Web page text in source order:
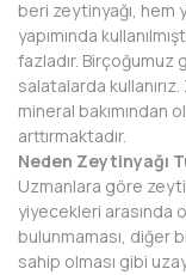
beri zeytinyağı, hem
yapımında
fazladır. Birçoğumuz
salatalarda
mineral bakımından
arttırmaktadır.
Neden Zeytinyağı
Uzmanlara göre
yiyecekleri arasında
bulunmaması, diğer
sahip olması gibi